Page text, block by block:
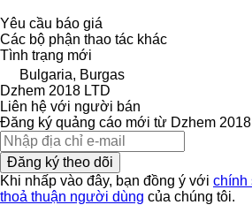
Yêu cầu báo giá
Các bộ phận thao tác khác
Tình trạng mới
Bulgaria, Burgas
Dzhem 2018 LTD
Liên hệ với người bán
Đăng ký quảng cáo mới từ Dzhem
Đăng ký theo dõi
Khi nhấp vào đây, bạn đồng ý với chính
thoả thuận người dùng của chúng tôi.